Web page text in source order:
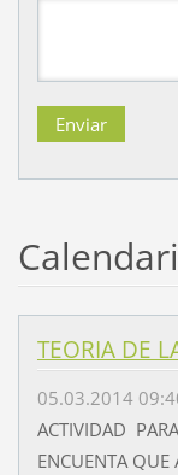
TEORIA DE
05.03.2014
ACTIVIDAD
ENCUENTA QUE